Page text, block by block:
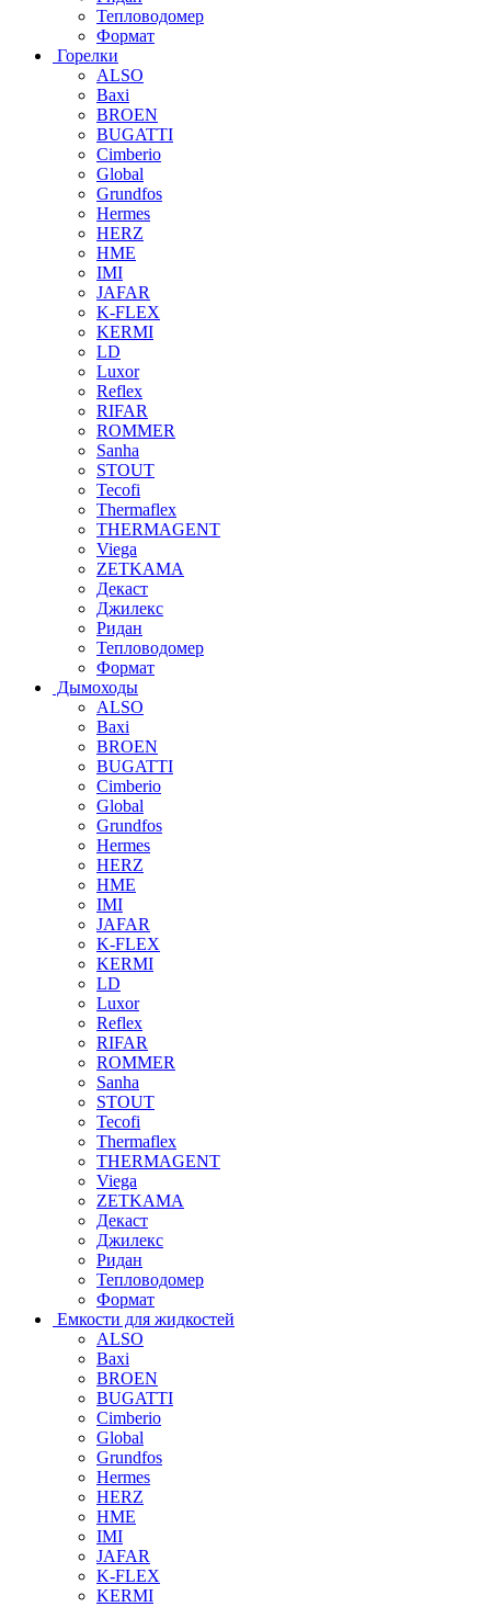
Тепловодомер
Формат
Горелки
ALSO
Baxi
BROEN
BUGATTI
Cimberio
Global
Grundfos
Hermes
HERZ
HME
IMI
JAFAR
K-FLEX
KERMI
LD
Luxor
Reflex
RIFAR
ROMMER
Sanha
STOUT
Tecofi
Thermaflex
THERMAGENT
Viega
ZETKAMA
Декаст
Джилекс
Ридан
Тепловодомер
Формат
Дымоходы
ALSO
Baxi
BROEN
BUGATTI
Cimberio
Global
Grundfos
Hermes
HERZ
HME
IMI
JAFAR
K-FLEX
KERMI
LD
Luxor
Reflex
RIFAR
ROMMER
Sanha
STOUT
Tecofi
Thermaflex
THERMAGENT
Viega
ZETKAMA
Декаст
Джилекс
Ридан
Тепловодомер
Формат
Емкости для жидкостей
ALSO
Baxi
BROEN
BUGATTI
Cimberio
Global
Grundfos
Hermes
HERZ
HME
IMI
JAFAR
K-FLEX
KERMI